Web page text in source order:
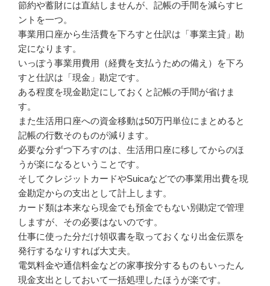
節約や蓄財には直結しませんが、記帳の手間を減らすヒ
ントを一つ。
事業用口座から生活費を下ろすと仕訳は「事業主貸」勘
定になります。
いっぽう事業用費用（経費を支払うための備え）を下ろ
すと仕訳は「現金」勘定です。
ある程度を現金勘定にしておくと記帳の手間が省けま
す。
また生活用口座への資金移動は50万円単位にまとめると
記帳の行数そのものが減ります。
必要な分ずつ下ろすのは、生活用口座に移してからのほ
うが楽になるということです。
そしてクレジットカードやSuicaなどでの事業用出費を現
金勘定からの支出として計上します。
カード類は本来なら現金でも預金でもない別勘定で管理
しますが、その必要はないのです。
仕事に使った分だけ領収書を取っておくなり出金伝票を
発行するなりすれば大丈夫。
電気料金や通信料金などの家事按分するものもいったん
現金支出としておいて一括処理したほうが楽です。